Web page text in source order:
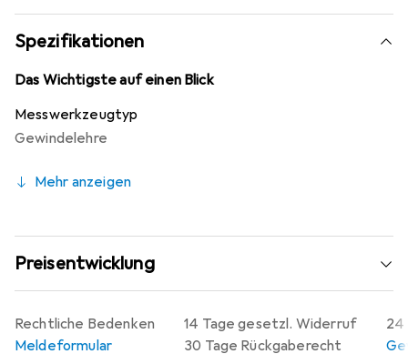
Spezifikationen
Das Wichtigste auf einen Blick
Messwerkzeugtyp
Gewindelehre
Mehr anzeigen
Preisentwicklung
14 Tage gesetzl. Widerruf
30 Tage Rückgaberecht
24
Rechtliche Bedenken
Meldeformular